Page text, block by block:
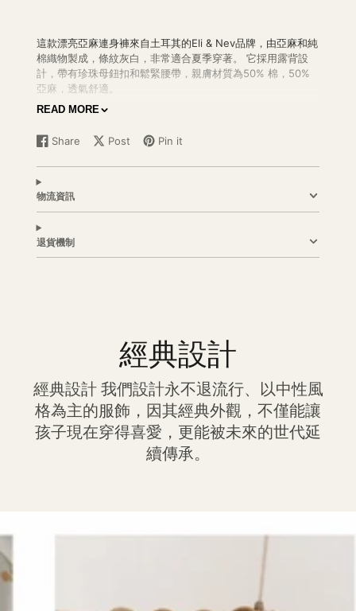
這款漂亮亞麻連身褲來自土耳其的Eli & Nev品牌， 由亞麻和純
棉織物製成，條紋灰白，非常適合夏季穿著。 它採用露背設
計，帶有珍珠母鈕扣和鬆緊腰帶，親膚材質為50% 棉，50%
亞麻，透氣舒適。
18-24m 尺寸底部有按扣設計。
法國設計，土耳其製造
READ MORE
Share
Share
Facebook
Opens
a
new
Post
Post
Opens
Pin it
Pin
Opens
物流資訊
退貨機制
經典設計
經典設計 我們設計永不退流行、以中性風
格為主的服飾，因其經典外觀，不僅能讓
孩子現在穿得喜愛，更能被未來的世代延
續傳承。